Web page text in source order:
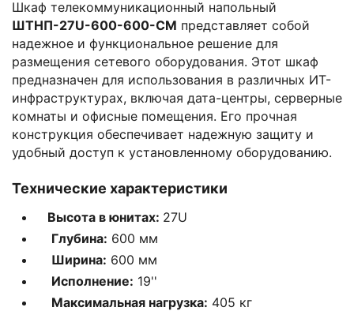
Шкаф телекоммуникационный напольный
ШТНП-27U-600-600-СМ представляет собой
надежное и функциональное решение для
размещения сетевого оборудования. Этот шкаф
предназначен для использования в различных ИТ-
инфраструктурах, включая дата-центры, серверные
комнаты и офисные помещения. Его прочная
конструкция обеспечивает надежную защиту и
удобный доступ к установленному оборудованию.
Технические характеристики
Высота в юнитах: 27U
Глубина: 600 мм
Ширина: 600 мм
Исполнение: 19''
Максимальная нагрузка: 405 кг